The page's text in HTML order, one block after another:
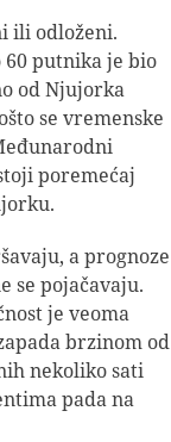
ili odloženi.
60 putnika je bio
od Njujorka
se vremenske
poremećaj
a prognoze
se pojačavaju.
je veoma
brzinom od
nekoliko sati
pada na